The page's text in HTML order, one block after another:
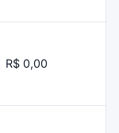
R$ 0,00